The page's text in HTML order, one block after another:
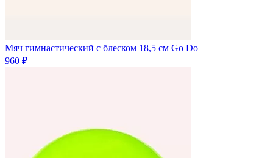
Мяч гимнастический с блеском 18,5 см Go Do
960 ₽